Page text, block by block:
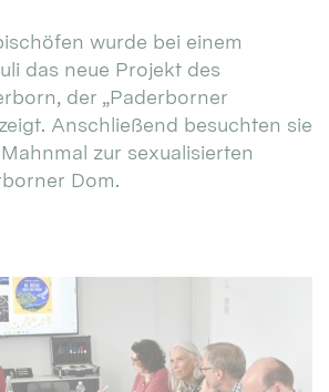
wurde bei einem
das neue Projekt des
der „Paderborner
Anschließend besuchten sie
zur sexualisierten
Dom.